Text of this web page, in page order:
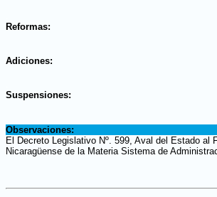
Reformas:
Adiciones:
Suspensiones:
Observaciones:
El Decreto Legislativo Nº. 599, Aval del Estado
Nicaragüense de la Materia Sistema de